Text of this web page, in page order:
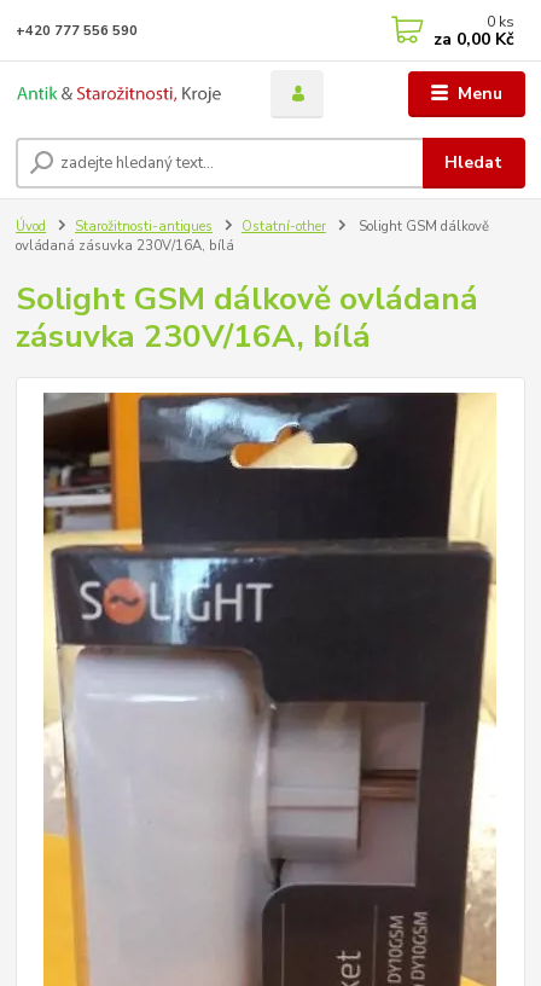
Menu
Hledat
+420 777 556 590 0 ks
za 0,00 Kč
Úvod Starožitnosti-antiques Ostatní-other
Solight GSM dálkově
ovládaná zásuvka 230V/16A, bílá
Solight GSM dálkově ovládaná
zásuvka 230V/16A, bílá